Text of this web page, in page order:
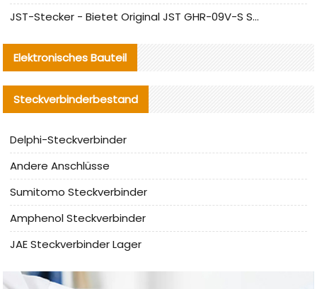
JST-Stecker - Bietet Original JST GHR-09V-S Stecker und Ersatzteile an
Elektronisches Bauteil
Steckverbinderbestand
Delphi-Steckverbinder
Andere Anschlüsse
Sumitomo Steckverbinder
Amphenol Steckverbinder
JAE Steckverbinder Lager